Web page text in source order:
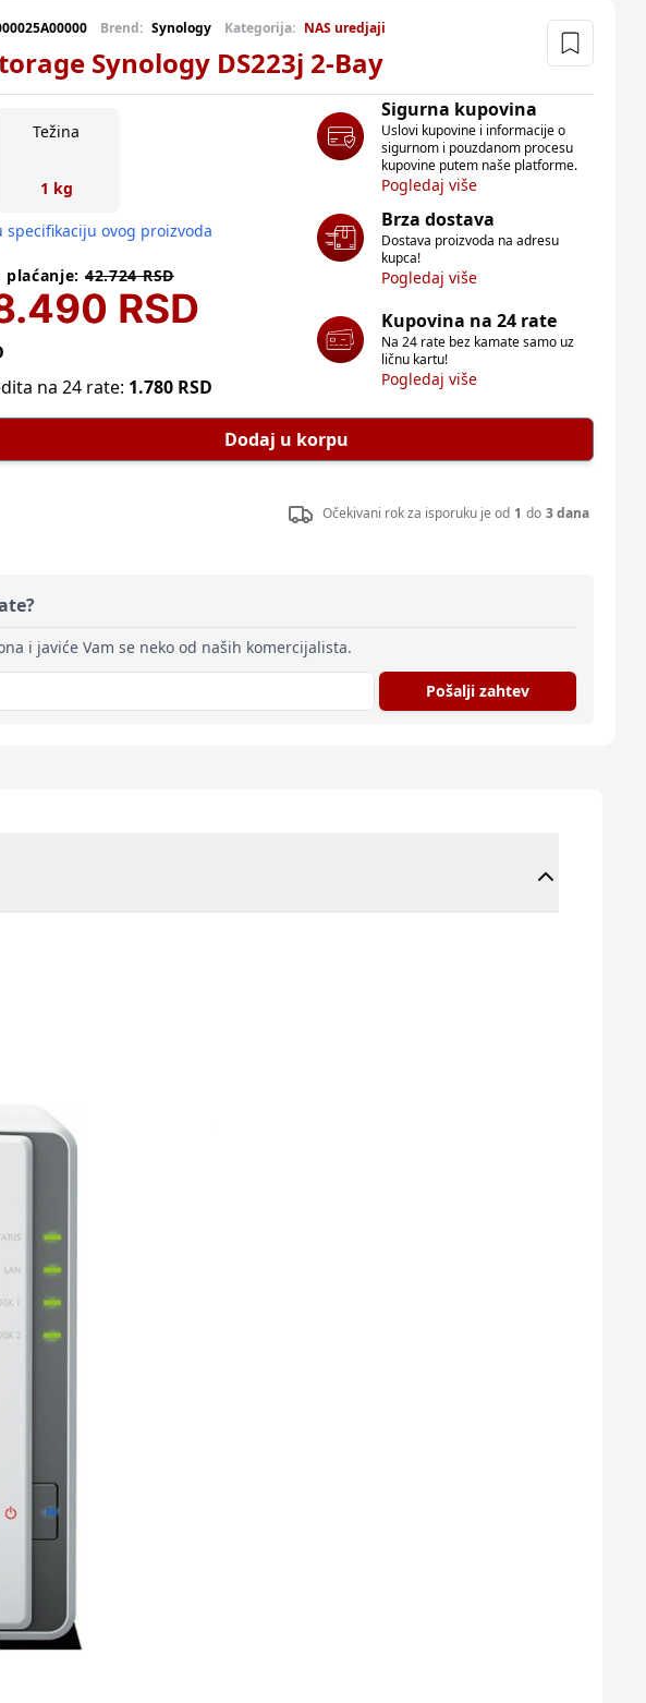
Brend: Synology Kategorija: NAS uredjaji
Synology DS223j 2-Bay
Težina
1 kg
specifikaciju ovog proizvoda
plaćanje: 42.724RSD
RSD
na 24 rate: 1.780 RSD
Sigurna kupovina
Uslovi kupovine i informacije o
sigurnom i pouzdanom procesu
kupovine putem naše platforme.
Pogledaj više
Brza dostava
Dostava proizvoda na adresu
kupca!
Pogledaj više
Kupovina na 24 rate
Na 24 rate bez kamate samo uz
ličnu kartu!
Pogledaj više
Dodaj u korpu
Očekivani rok za isporuku je od 1 do 3 dana
i javiće Vam se neko od naših komercijalista.
Pošalji zahtev